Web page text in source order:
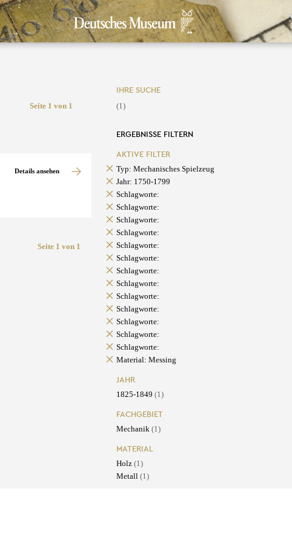
Seite 1 von 1
Details ansehen
Seite 1 von 1
IHRE SUCHE
(1)
ERGEBNISSE FILTERN
AKTIVE FILTER
Typ: Mechanisches Spielzeug
Jahr: 1750-1799
Schlagworte:
Schlagworte:
Schlagworte:
Schlagworte:
Schlagworte:
Schlagworte:
Schlagworte:
Schlagworte:
Schlagworte:
Schlagworte:
Schlagworte:
Schlagworte:
Schlagworte:
Material: Messing
JAHR
1825-1849 (1)
FACHGEBIET
Mechanik (1)
MATERIAL
Holz (1)
Metall (1)